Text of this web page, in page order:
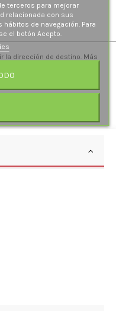
la dirección de destino. Más
terceros para mejorar
relacionada con sus
de navegación. Para
el botón Acepto.